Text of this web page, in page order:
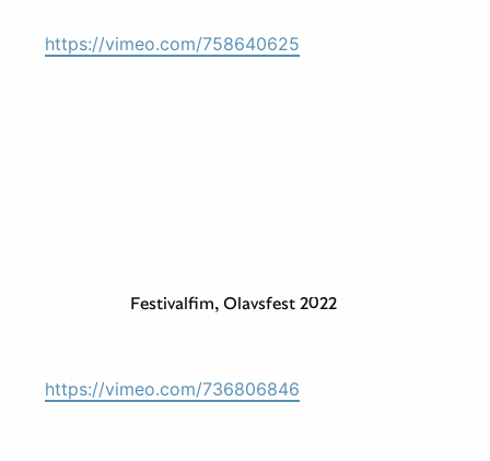
https://vimeo.com/758640625
Festivalfim, Olavsfest 2022
https://vimeo.com/736806846